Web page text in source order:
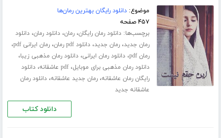
موضوع:دانلود رایگان بهترین رمان‌ها
۴۵۷ صفحه
برچسب‌ها:دانلود رمان رایگان،رمان،دانلود رمان،دانلود
رمان جدید،رمان جدید،دانلود pdf رمان ،رمان ایرانی pdf ،
رمان pdf ،دانلود رمان ایرانی،دانلود رمان مذهبی زیبا،
دانلود رمان مذهبی برای موبایل،pdf عاشقانه ،دانلود
رایگان رمان عاشقانه،رمان جدید عاشقانه،دانلود رمان
عاشقانه جدید
دانلود کتاب